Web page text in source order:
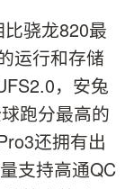
骁龙820最
运行和存储
，安兔
跑分最高的
还拥有出
支持高通QC